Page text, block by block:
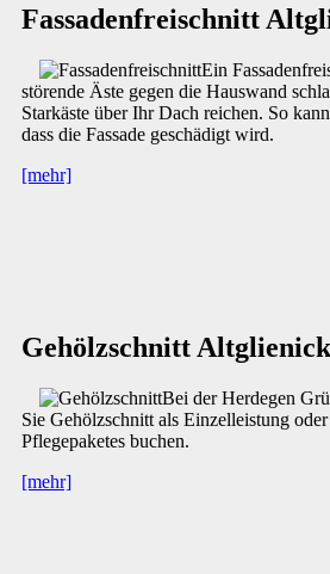
Fassadenfreischnitt
Ein
störende Äste gegen die Hauswand
Starkäste über Ihr Dach reichen. So
dass die Fassade geschädigt wird.
[mehr]
Gehölzschnitt
Bei der Herdegen
Sie Gehölzschnitt als Einzelleistung
Pflegepaketes buchen.
[mehr]